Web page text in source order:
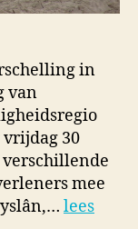
in
van
30
verschillende
mee
lees